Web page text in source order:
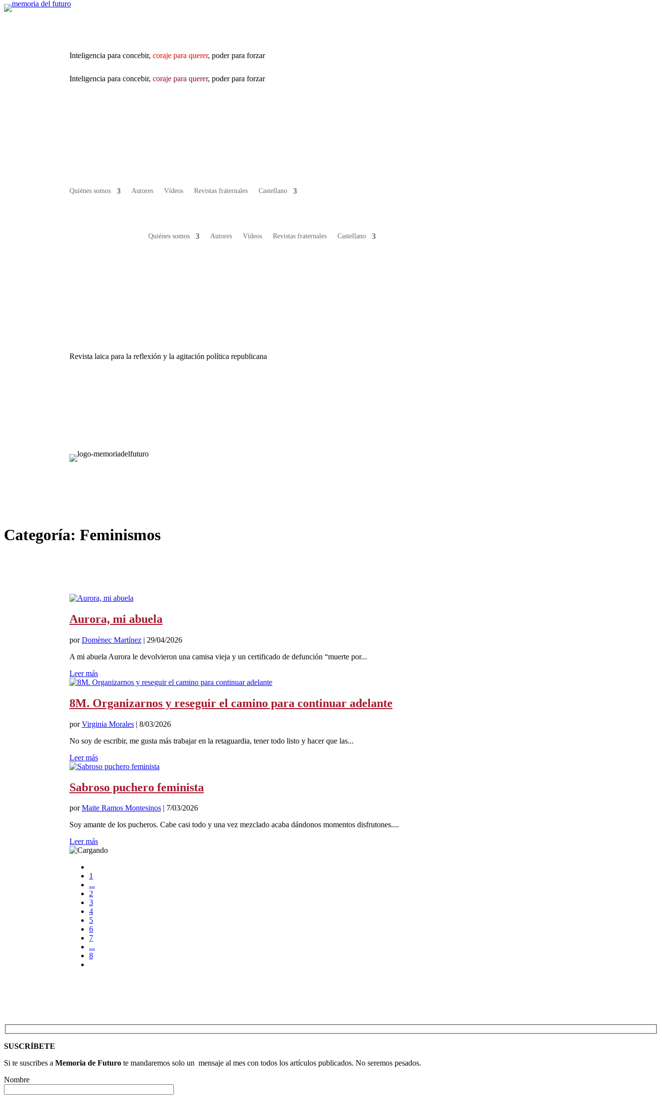
Inteligencia para concebir, coraje para querer, poder para forzar
Inteligencia para concebir, coraje para querer, poder para forzar
Quiénes somos Autores Vídeos Revistas fraternales Castellano
Quiénes somos Autores Vídeos Revistas fraternales Castellano
Revista laica para la reflexión y la agitación política republicana
Categoría: Feminismos
Aurora, mi abuela
porDomènec Martínez| 29/04/2026
A mi abuela Aurora le devolvieron una camisa vieja y un certificado de defunción “muerte por...
Leer más
8M. Organizarnos y reseguir el camino para continuar adelante
porVirginia Morales| 8/03/2026
No soy de escribir, me gusta más trabajar en la retaguardia, tener todo listo y hacer que las...
Leer más
Sabroso puchero feminista
porMaite Ramos Montesinos| 7/03/2026
Soy amante de los pucheros. Cabe casi todo y una vez mezclado acaba dándonos momentos disfrutones....
Leer más
1
...
2
3
4
5
6
7
...
8
SUSCRÍBETE
Si te suscribes a Memoria de Futuro te mandaremos solo un mensaje al mes con todos los artículos publicados. No seremos pesados.
Nombre